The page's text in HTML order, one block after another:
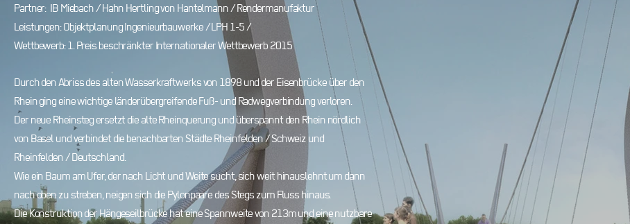
Partner: IB Miebach / Hahn Hertling von Hantelmann / Rendermanufaktur
Leistungen: Objektplanung Ingenieurbauwerke / LPH 1-5 /
Wettbewerb: 1. Preis beschränkter Internationaler Wettbewerb 2015
Durch den Abriss des alten Wasserkraftwerks von 1898 und der Eisenbrücke über den
Rhein ging eine wichtige länderübergreifende Fuß- und Radwegverbindung verloren.
Der neue Rheinsteg ersetzt die alte Rheinquerung und überspannt den Rhein nördlich
von Basel und verbindet die benachbarten Städte Rheinfelden / Schweiz und
Rheinfelden / Deutschland.
Wie ein Baum am Ufer, der nach Licht und Weite sucht, sich weit hinauslehnt um dann
nach oben zu streben, neigen sich die Pylonpaare des Stegs zum Fluss hinaus.
Die Konstruktion der Hängeseilbrücke hat eine Spannweite von 213m und eine nutzbare